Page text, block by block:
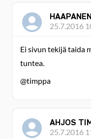
25.7.2016
Ei sivun tekijä taida
tuntea.
@timppa
AHJOS
25.7.2016